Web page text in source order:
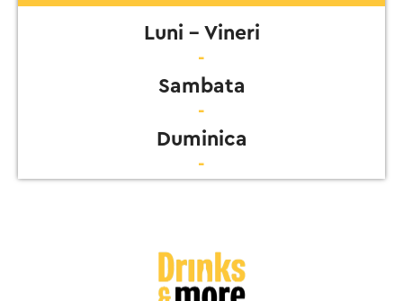
Luni - Vineri
-
Sambata
-
Duminica
-